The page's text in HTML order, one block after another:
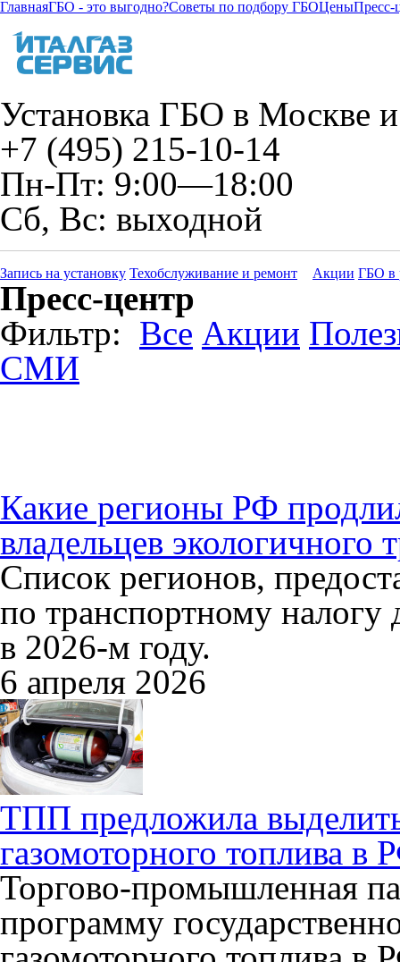
ГлавнаяГБО - это выгодно?Советы по подбору ГБОЦеныПресс-
Установка ГБО в Москве
+7 (495) 215-10-14
Пн-Пт: 9:00—18:00
Сб, Вс: выходной
Запись на установку Техобслуживание и ремонт Акции ГБО в
Пресс-центр
Фильтр: Все Акции
СМИ
Какие регионы РФ
владельцев экологичного
Список регионов,
по транспортному налогу
в 2026-м году.
6 апреля 2026
ТПП предложила
газомоторного топлива в
Торгово-промышленная
программу